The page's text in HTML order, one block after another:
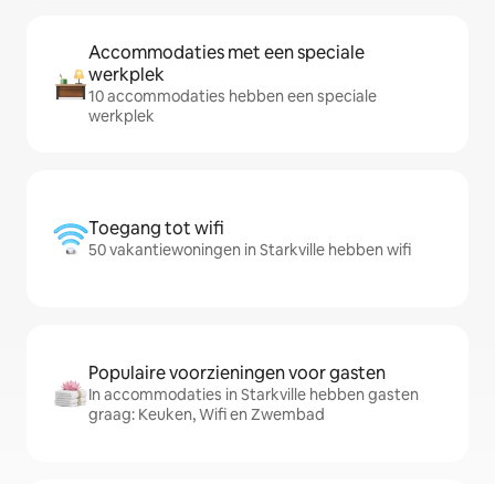
Accommodaties met een speciale
werkplek
10 accommodaties hebben een speciale
werkplek
Toegang tot wifi
50 vakantiewoningen in Starkville hebben wifi
Populaire voorzieningen voor gasten
In accommodaties in Starkville hebben gasten
graag: Keuken, Wifi en Zwembad